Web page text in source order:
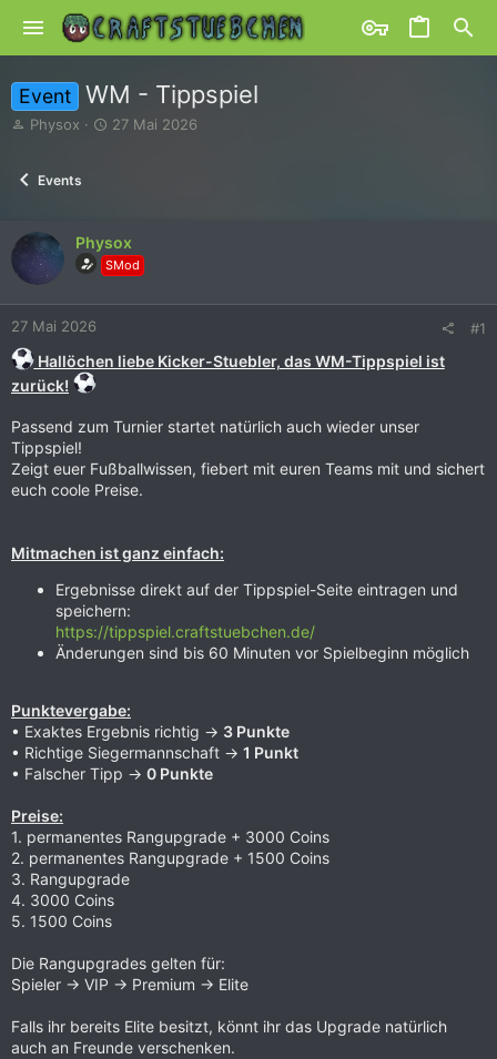
Event WM - Tippspiel
E
r
Physox
E
l
t
m
27 Mai 2026
Events
Physox
SMod
27 Mai 2026 #1
Hallöchen liebe Kicker-Stuebler, das WM-Tippspiel ist
zurück!
Passend zum Turnier startet natürlich auch wieder unser
Tippspiel!
Zeigt euer Fußballwissen, fiebert mit euren Teams mit und sichert
euch coole Preise.
Mitmachen ist ganz einfach:
Ergebnisse direkt auf der Tippspiel-Seite eintragen und
speichern:
https://tippspiel.craftstuebchen.de/
Änderungen sind bis 60 Minuten vor Spielbeginn möglich
Punktevergabe:
• Exaktes Ergebnis richtig → 3 Punkte
• Richtige Siegermannschaft → 1 Punkt
• Falscher Tipp → 0 Punkte
Preise:
1. permanentes Rangupgrade + 3000 Coins
2. permanentes Rangupgrade + 1500 Coins
3. Rangupgrade
4. 3000 Coins
5. 1500 Coins
Die Rangupgrades gelten für:
Spieler → VIP → Premium → Elite
Falls ihr bereits Elite besitzt, könnt ihr das Upgrade natürlich
auch an Freunde verschenken.